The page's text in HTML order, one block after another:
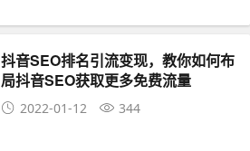
抖音SEO排名引流变现，教你如何布
局抖音SEO获取更多免费流量
2022-01-12 344